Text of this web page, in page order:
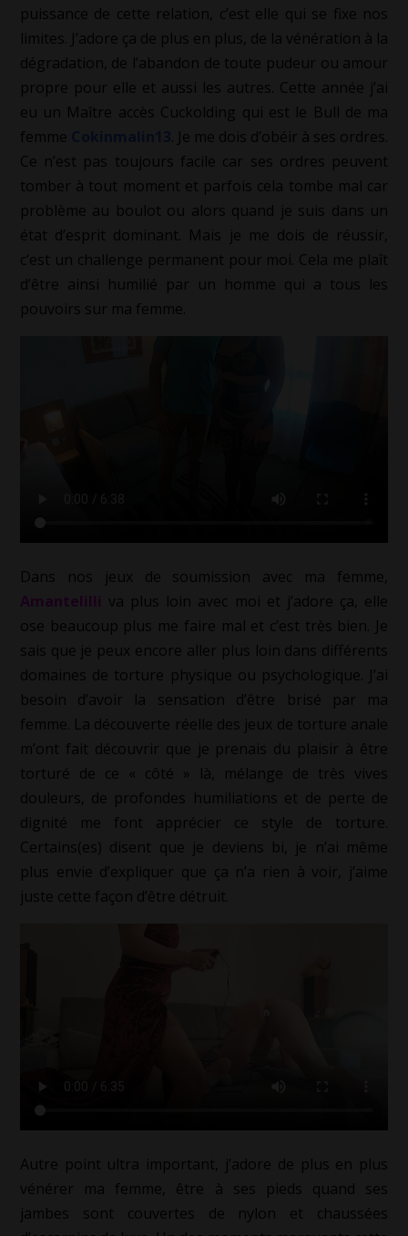
puissance de cette relation, c’est elle qui se fixe nos
limites. J’adore ça de plus en plus, de la vénération à la
dégradation, de l’abandon de toute pudeur ou amour
propre pour elle et aussi les autres. Cette année j’ai
eu un Maître accès Cuckolding qui est le Bull de ma
femme
. Je me dois d’obéir à ses ordres.
Ce n’est pas toujours facile car ses ordres peuvent
tomber à tout moment et parfois cela tombe mal car
problème au boulot ou alors quand je suis dans un
état d’esprit dominant. Mais je me dois de réussir,
c’est un challenge permanent pour moi. Cela me plaît
d’être ainsi humilié par un homme qui a tous les
pouvoirs sur ma femme.
Dans nos jeux de soumission avec ma femme,
Amantelilli va plus loin avec moi et j’adore ça, elle
ose beaucoup plus me faire mal et c’est très bien. Je
sais que je peux encore aller plus loin dans différents
domaines de torture physique ou psychologique. J’ai
besoin d’avoir la sensation d’être brisé par ma
femme. La découverte réelle des jeux de torture anale
m’ont fait découvrir que je prenais du plaisir à être
torturé de ce « côté » là, mélange de très vives
douleurs, de profondes humiliations et de perte de
dignité me font apprécier ce style de torture.
Certains(es) disent que je deviens bi, je n’ai même
plus envie d’expliquer que ça n’a rien à voir, j’aime
juste cette façon d’être détruit.
Autre point ultra important, j’adore de plus en plus
vénérer ma femme, être à ses pieds quand ses
jambes sont couvertes de nylon et chaussées